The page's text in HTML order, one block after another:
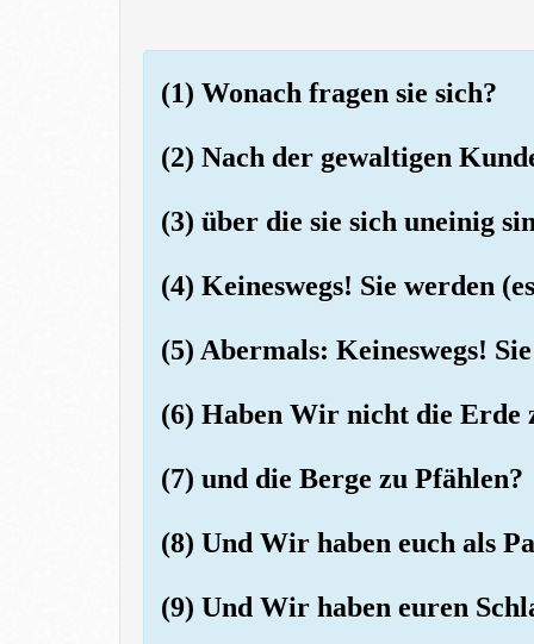
(1) Wonach fragen sie sich?
(2) Nach der gewaltigen
(3) über die sie sich uneinig
(4) Keineswegs! Sie werden
(5) Abermals: Keineswegs!
(6) Haben Wir nicht die Erde
(7) und die Berge zu Pfählen?
(8) Und Wir haben euch als
(9) Und Wir haben euren